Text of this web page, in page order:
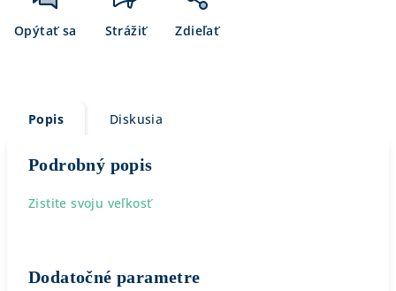
Opýtať sa Strážiť Zdieľať
Popis Diskusia
Podrobný popis
Zistite svoju veľkosť
Dodatočné parametre